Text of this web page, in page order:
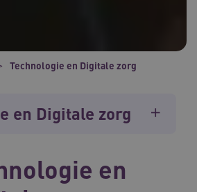
Technologie en Digitale zorg
en Digitale zorg
en